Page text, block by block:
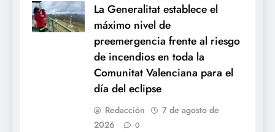
La Generalitat establece el
máximo nivel de
preemergencia frente al riesgo
de incendios en toda la
Comunitat Valenciana para el
día del eclipse
Redacción
7 de agosto de
2026
0